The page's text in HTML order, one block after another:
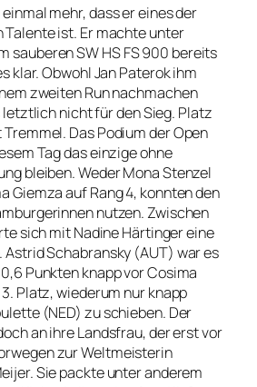
mehr, dass er eines der
ist. Er machte unter
sauberen SW HS FS 900 bereits
klar. Obwohl Jan Paterok ihm
zweiten Run nachmachen
nicht für den Sieg. Platz
Das Podium der Open
Tag das einzige ohne
bleiben. Weder Mona Stenzel
Giemza auf Rang 4, konnten den
nutzen. Zwischen
sich mit Nadine Härtinger eine
Schabransky (AUT) war es
Punkten knapp vor Cosima
Platz, wiederum nur knapp
(NED) zu schieben. Der
an ihre Landsfrau, der erst vor
zur Weltmeisterin
Sie packte unter anderem